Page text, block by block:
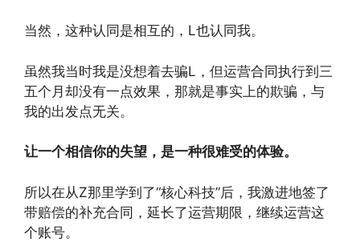
当然，这种认同是相互的，L也认同我。
虽然我当时我是没想着去骗L，但运营合同执行到三
五个月却没有一点效果，那就是事实上的欺骗，与
我的出发点无关。
让一个相信你的失望，是一种很难受的体验。
所以在从Z那里学到了“核心科技”后，我激进地签了
带赔偿的补充合同，延长了运营期限，继续运营这
个账号。